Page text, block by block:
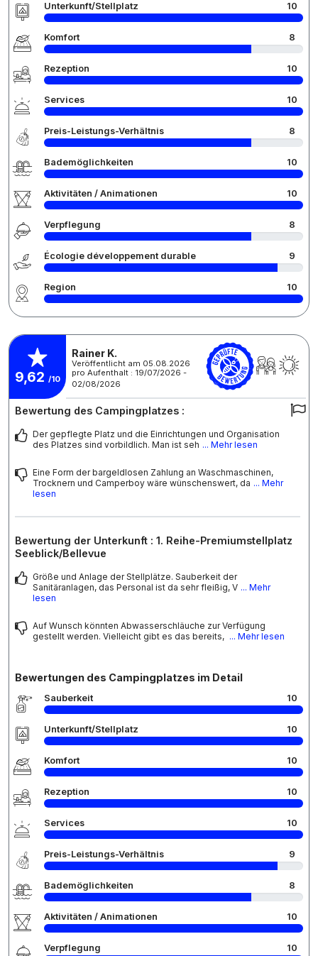
Unterkunft/Stellplatz 10
Komfort 8
Rezeption 10
Services 10
Preis-Leistungs-Verhältnis 8
Bademöglichkeiten 10
Aktivitäten / Animationen 10
Verpflegung 8
Écologie développement durable 9
Region 10
9,62 /10
Rainer K.
Veröffentlicht am 05.08.2026
pro Aufenthalt : 19/07/2026 -
02/08/2026
Bewertung des Campingplatzes :
Der gepflegte Platz und die Einrichtungen und Organisation
des Platzes sind vorbildlich. Man ist seh ... Mehr lesen
Eine Form der bargeldlosen Zahlung an Waschmaschinen,
Trocknern und Camperboy wäre wünschenswert, da ... Mehr
lesen
Bewertung der Unterkunft : 1. Reihe-Premiumstellplatz
Seeblick/Bellevue
Größe und Anlage der Stellplätze. Sauberkeit der
Sanitäranlagen, das Personal ist da sehr fleißig, V ... Mehr
lesen
Auf Wunsch könnten Abwasserschläuche zur Verfügung
gestellt werden. Vielleicht gibt es das bereits, ... Mehr lesen
Bewertungen des Campingplatzes im Detail
Sauberkeit 10
Unterkunft/Stellplatz 10
Komfort 10
Rezeption 10
Services 10
Preis-Leistungs-Verhältnis 9
Bademöglichkeiten 8
Aktivitäten / Animationen 10
Verpflegung 10